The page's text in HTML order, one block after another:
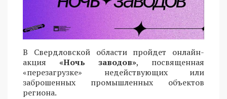
В Свердловской области пройдет онлайн-
акция «Ночь заводов», посвященная
«перезагрузке» недействующих или
заброшенных промышленных объектов
региона.